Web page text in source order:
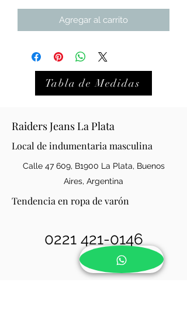
Agregar al carrito
Tabla de Medidas
Raiders Jeans La Plata
Local de indumentaria masculina
Calle 47 609, B1900 La Plata, Buenos
Aires, Argentina
Tendencia en ropa de varón
0221 421-0146